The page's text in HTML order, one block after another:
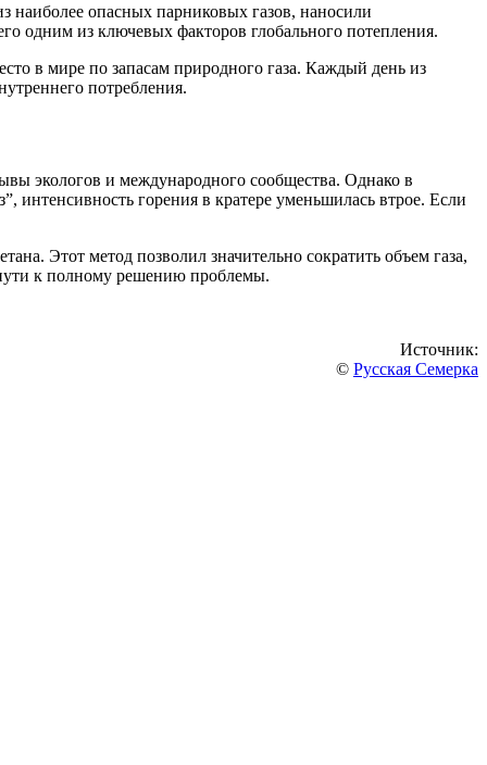
наиболее опасных парниковых газов, наносили
одним из ключевых факторов глобального потепления.
в мире по запасам природного газа. Каждый день из
потребления.
экологов и международного сообщества. Однако в
интенсивность горения в кратере уменьшилась втрое. Если
Этот метод позволил значительно сократить объем газа,
к полному решению проблемы.
Источник:
© Русская Семерка